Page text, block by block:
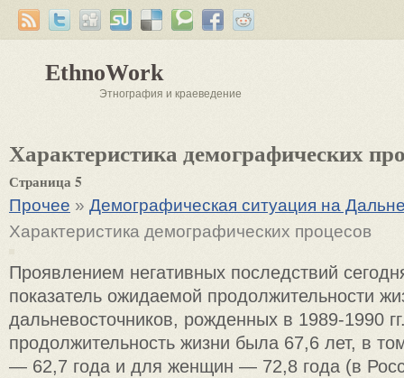
EthnoWork
Этнография и краеведение
Характеристика демографических
Страница 5
Прочее » Демографическая ситуация на
Характеристика демографических процесов
Проявлением негативных последствий
показатель ожидаемой продолжительности
дальневосточников, рожденных в 1989-1990
продолжительность жизни была 67,6 лет, в
— 62,7 года и для женщин — 72,8 года (в